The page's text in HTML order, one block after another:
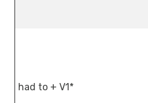
had to + V1*